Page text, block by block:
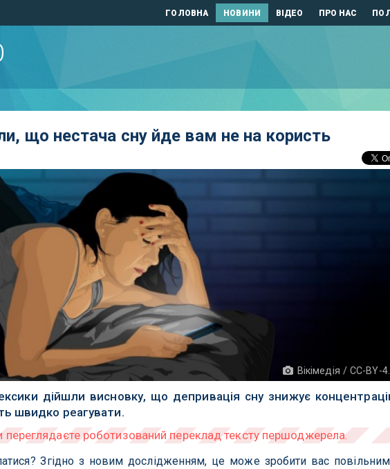
ГОЛОВНА НОВИНИ ВІДЕО ПРО НАС
що нестача сну йде вам не на користь
Вікімедія / CC-BY-
дійшли висновку, що депривація сну знижує
швидко реагувати.
Згідно з новим дослідженням, це може зробити вас